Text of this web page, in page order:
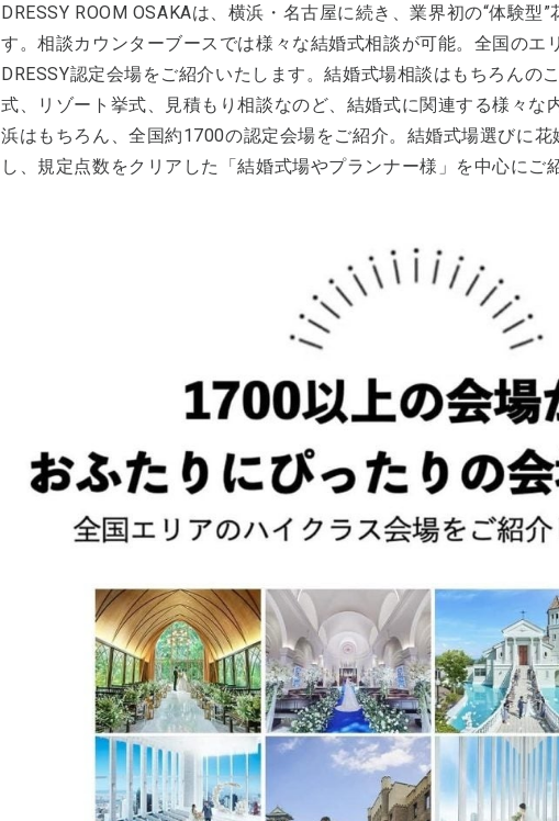
DRESSY ROOM OSAKAは、横浜・名古屋に続き、業界初の“体験型
す。相談カウンターブースでは様々な結婚式相談が可能。全国のエ
DRESSY認定会場をご紹介いたします。結婚式場相談はもちろんの
式、リゾート挙式、見積もり相談なのど、結婚式に関連する様々な
浜はもちろん、全国約1700の認定会場をご紹介。結婚式場選びに
し、規定点数をクリアした「結婚式場やプランナー様」を中心にご